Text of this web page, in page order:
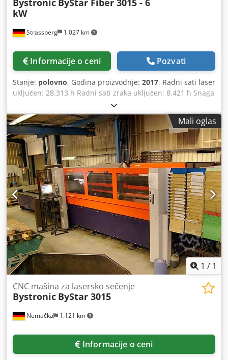
Strassberg 1.027 km
Bystronic ByStar Fiber 3015 - 6
kW
Informacije o ceni Pozvati
Stanje: polovno, Godina proizvodnje: 2017, Radni sati laser
uključen: 28.313 h Radni sati zraka uključen: 8.421 h Snaga
lasera: 6000 W Radni opseg laser operacije: 3048 x 1524 x
70 mm Maks. debljina konstrukcijskog čelika: 25 mm Maks.
debljina nerđajućeg čelika: 30 mm Maks. debljina
aluminijuma: 30 mm Maks. debljina bakra: 12 mm Maks.
debljina mesinga: 12 mm Dužina: 11.000 mm Širina: 6.050
mm Visina: 2.565 mm Težina mašine: 12.000 kg Ukupna
priključna snaga: 31 kW Standardna oprema: - Maksimalna
brzina pozicioniranja os x i y: 120 m/min - Maksimalna
istovremena brzina pozicioniranja: 170 m/min - Poziciono
odstupanje Pa: +/- 0,05 mm - Opseg preciznosti pozicije Ps:
+/- 0,025 mm - Maksimalna težina radnog komada: 1.100
kg Credpfjyrfxzox Aiyof - Upravljanje putem panela:
ByVision Touchscreen upravljanje i ručna kontrola Dodatna
oprema: - Menjač dizni, 40-puta - Detection Eye - Cut
Control - Power Cut Fiber Automatizacija: - ByTrans
Extended
Mali oglas
1 / 1
Nemačka 1.121 km
CNC mašina za lasersko sečenje
Bystronic ByStar 3015
Informacije o ceni